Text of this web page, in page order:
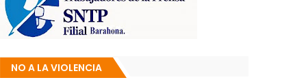
NO A LA VIOLENCIA